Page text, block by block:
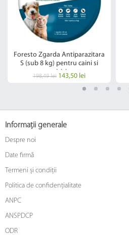
Foresto Zgarda Antiparazitara
S (sub 8 kg) pentru caini si
pisici
198,49 lei 143,50 lei
Informații generale
Despre noi
Date firmă
Termeni și condiții
Politica de confidențialitate
ANPC
ANSPDCP
ODR